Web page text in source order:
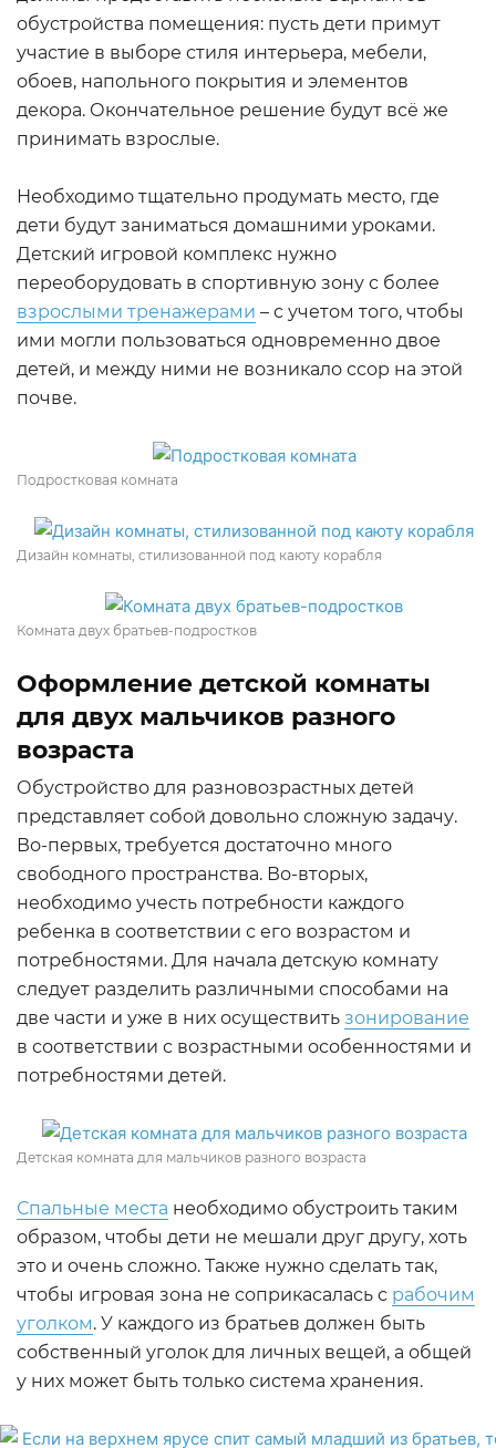
обустройства помещения: пусть дети примут
участие в выборе стиля интерьера, мебели,
обоев, напольного покрытия и элементов
декора. Окончательное решение будут всё же
принимать взрослые.
Необходимо тщательно продумать место, где
дети будут заниматься домашними уроками.
Детский игровой комплекс нужно
переоборудовать в спортивную зону с более
взрослыми тренажерами – с учетом того, чтобы
ими могли пользоваться одновременно двое
детей, и между ними не возникало ссор на этой
почве.
Подростковая комната
Дизайн комнаты, стилизованной под каюту корабля
Комната двух братьев-подростков
Оформление детской комнаты
для двух мальчиков разного
возраста
Обустройство для разновозрастных детей
представляет собой довольно сложную задачу.
Во-первых, требуется достаточно много
свободного пространства. Во-вторых,
необходимо учесть потребности каждого
ребенка в соответствии с его возрастом и
потребностями. Для начала детскую комнату
следует разделить различными способами на
две части и уже в них осуществить зонирование
в соответствии с возрастными особенностями и
потребностями детей.
Детская комната для мальчиков разного возраста
Спальные места необходимо обустроить таким
образом, чтобы дети не мешали друг другу, хоть
это и очень сложно. Также нужно сделать так,
чтобы игровая зона не соприкасалась с рабочим
уголком. У каждого из братьев должен быть
собственный уголок для личных вещей, а общей
у них может быть только система хранения.